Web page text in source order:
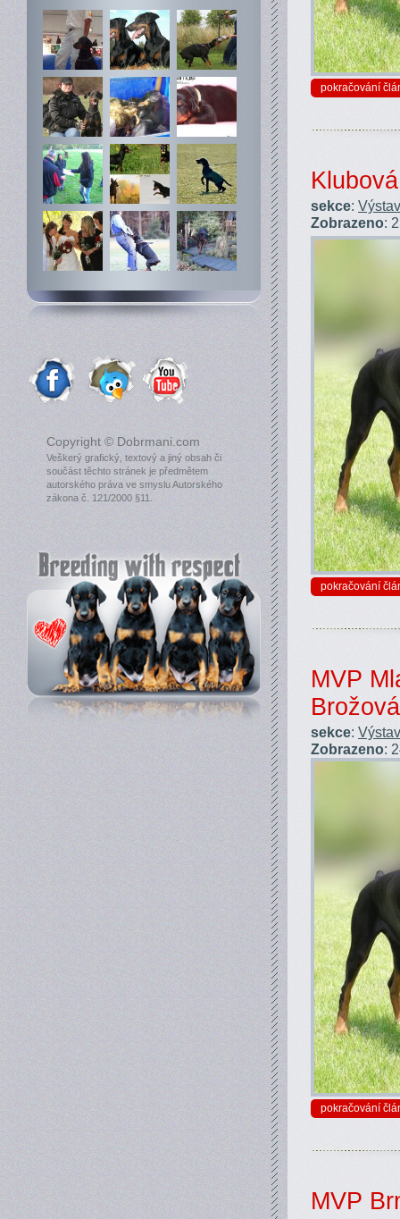
Copyright © Dobrmani.com
Veškerý grafický, textový a jiný obsah či
součást těchto stránek je předmětem
autorského práva ve smyslu Autorského
zákona č. 121/2000 §11.
pokračování
sekce:
Zobrazeno:
pokračování
MVP
Brožová
sekce:
Zobrazeno:
pokračování
MVP